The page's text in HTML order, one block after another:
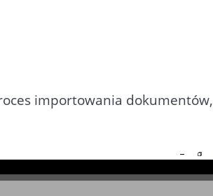
importowania dokumentów,